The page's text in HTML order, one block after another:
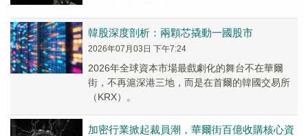
韓股深度剖析：兩顆芯撬動一國股市
2026年07月03日 下午7:24
2026年全球資本市場最戲劇化的舞台不在華爾
街，不再滬深港三地，而是在首爾的韓國交易所
（KRX）。
加密行業掀起裁員潮，華爾街百億收購核心資